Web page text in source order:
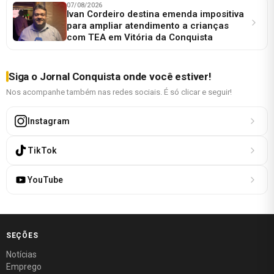
07/08/2026
Ivan Cordeiro destina emenda impositiva
para ampliar atendimento a crianças
com TEA em Vitória da Conquista
Siga o Jornal Conquista onde você estiver!
Nos acompanhe também nas redes sociais. É só clicar e seguir!
Instagram
TikTok
YouTube
SEÇÕES
Notícias
Emprego